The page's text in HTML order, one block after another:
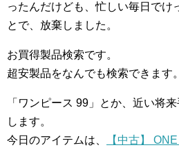
ったんだけども、忙しい毎日でけ
とで、放棄しました。
お買得製品検索です。
超安製品をなんでも検索できます。
「ワンピース 99」とか、近い将
します。
今日のアイテムは、
【中古】